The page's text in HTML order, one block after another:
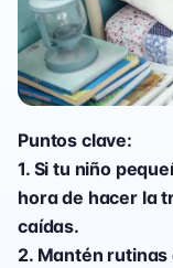
Puntos clave:
1. Si tu niño
hora de hacer la
caídas.
2. Mantén